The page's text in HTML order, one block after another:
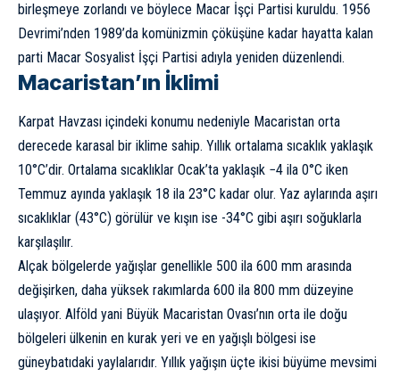
birleşmeye zorlandı ve böylece Macar İşçi Partisi kuruldu. 1956
Devrimi’nden 1989’da komünizmin çöküşüne kadar hayatta kalan
parti Macar Sosyalist İşçi Partisi adıyla yeniden düzenlendi.
Macaristan’ın İklimi
Karpat Havzası içindeki konumu nedeniyle Macaristan orta
derecede karasal bir iklime sahip. Yıllık ortalama sıcaklık yaklaşık
10°C’dir. Ortalama sıcaklıklar Ocak’ta yaklaşık −4 ila 0°C iken
Temmuz ayında yaklaşık 18 ila 23°C kadar olur. Yaz aylarında aşırı
sıcaklıklar (43°C) görülür ve kışın ise -34°C gibi aşırı soğuklarla
karşılaşılır.
Alçak bölgelerde yağışlar genellikle 500 ila 600 mm arasında
değişirken, daha yüksek rakımlarda 600 ila 800 mm düzeyine
ulaşıyor. Alföld yani Büyük Macaristan Ovası’nın orta ile doğu
bölgeleri ülkenin en kurak yeri ve en yağışlı bölgesi ise
güneybatıdaki yaylalarıdır. Yıllık yağışın üçte ikisi büyüme mevsimi